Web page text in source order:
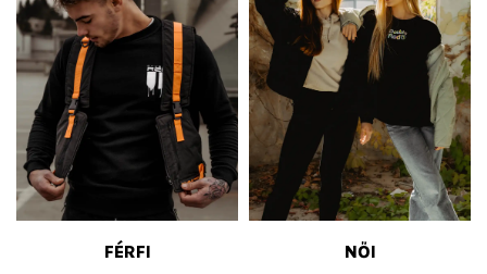
FÉRFI NŐI